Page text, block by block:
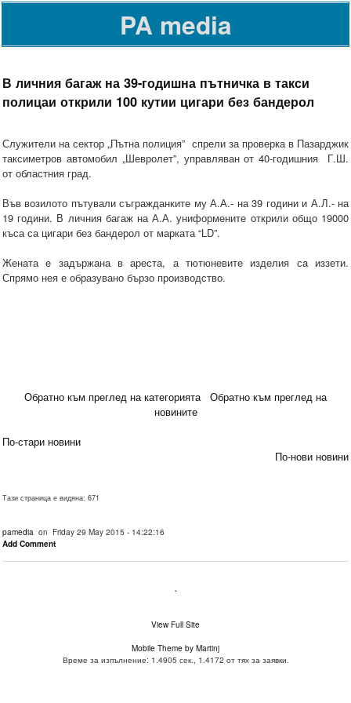
PA media
В личния багаж на 39-годишна пътничка в такси
полицаи открили 100 кутии цигари без бандерол
Служители на сектор „Пътна полиция” спрели за проверка в Пазарджик
таксиметров автомобил „Шевролет”, управляван от 40-годишния Г.Ш.
от областния град.
Във возилото пътували съгражданките му А.А.- на 39 години и А.Л.- на
19 години. В личния багаж на А.А. униформените открили общо 19000
къса са цигари без бандерол от марката “LD”.
Жената е задържана в ареста, а тютюневите изделия са иззети.
Спрямо нея е образувано бързо производство.
Обратно към преглед на категорията
Обратно към преглед на
новините
По-стари новини
По-нови новини
Тази страница е видяна: 671
pamedia on Friday 29 May 2015 - 14:22:16
Add Comment
.
View Full Site
Mobile Theme by Martinj
Време за изпълнение: 1.4905 сек., 1.4172 от тях за заявки.